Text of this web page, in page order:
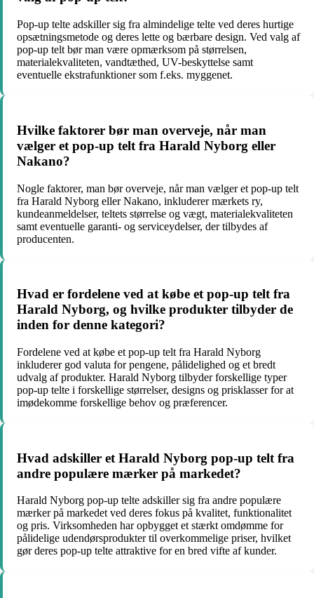
Pop-up telte adskiller sig fra almindelige telte ved deres hurtige
opsætningsmetode og deres lette og bærbare design. Ved valg af
pop-up telt bør man være opmærksom på størrelsen,
materialekvaliteten, vandtæthed, UV-beskyttelse samt
eventuelle ekstrafunktioner som f.eks. myggenet.
Hvilke faktorer bør man overveje, når man
vælger et pop-up telt fra Harald Nyborg eller
Nakano?
Nogle faktorer, man bør overveje, når man vælger et pop-up telt
fra Harald Nyborg eller Nakano, inkluderer mærkets ry,
kundeanmeldelser, teltets størrelse og vægt, materialekvaliteten
samt eventuelle garanti- og serviceydelser, der tilbydes af
producenten.
Hvad er fordelene ved at købe et pop-up telt fra
Harald Nyborg, og hvilke produkter tilbyder de
inden for denne kategori?
Fordelene ved at købe et pop-up telt fra Harald Nyborg
inkluderer god valuta for pengene, pålidelighed og et bredt
udvalg af produkter. Harald Nyborg tilbyder forskellige typer
pop-up telte i forskellige størrelser, designs og prisklasser for at
imødekomme forskellige behov og præferencer.
Hvad adskiller et Harald Nyborg pop-up telt fra
andre populære mærker på markedet?
Harald Nyborg pop-up telte adskiller sig fra andre populære
mærker på markedet ved deres fokus på kvalitet, funktionalitet
og pris. Virksomheden har opbygget et stærkt omdømme for
pålidelige udendørsprodukter til overkommelige priser, hvilket
gør deres pop-up telte attraktive for en bred vifte af kunder.